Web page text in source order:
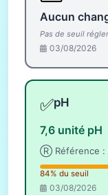
Aucun
Pas de seuil
03/08/2026
✅pH
7,6 unité pH
Ⓡ Référence :
84% du seuil
03/08/2026